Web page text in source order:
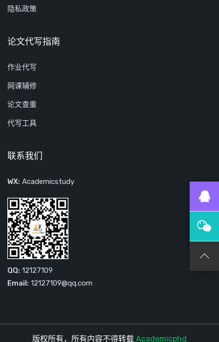
隐私政策
论文代写指南
作业代写
网课辅修
论文查重
代写工具
联系我们
WX: Academicstudy
QQ: 12127109
Email: 12127109@qq.com
版权所有，所有内容不得转载 Academicphd